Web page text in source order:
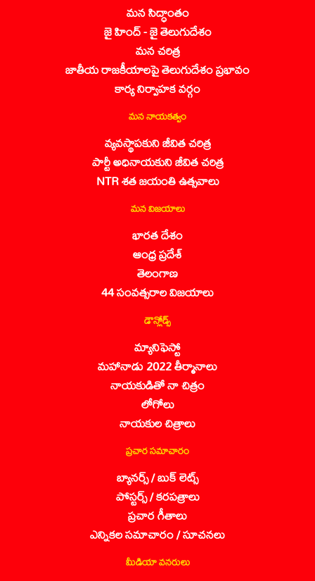
మన సిద్ధాంతం
జై హింద్ - జై తెలుగుదేశం
మన చరిత్ర
జాతీయ రాజకీయాలపై తెలుగుదేశం ప్రభావం
కార్య నిర్వాహక వర్గం
మన నాయకత్వం
వ్యవస్థాపకుని జీవిత చరిత్ర
పార్టీ అధినాయకుని జీవిత చరిత్ర
NTR శత జయంతి ఉత్సవాలు
మన విజయాలు
భారత దేశం
ఆంధ్ర ప్రదేశ్
తెలంగాణ
44 సంవత్సరాల విజయాలు
డౌన్లోడ్స్
మ్యానిఫెస్టో
మహానాడు 2022 తీర్మానాలు
నాయకుడితో నా చిత్రం
లోగోలు
నాయకుల చిత్రాలు
ప్రచార సమాచారం
బ్యానర్స్ / బుక్ లెట్స్
పోస్టర్స్ / కరపత్రాలు
ప్రచార గీతాలు
ఎన్నికల సమాచారం / సూచనలు
మీడియా వనరులు